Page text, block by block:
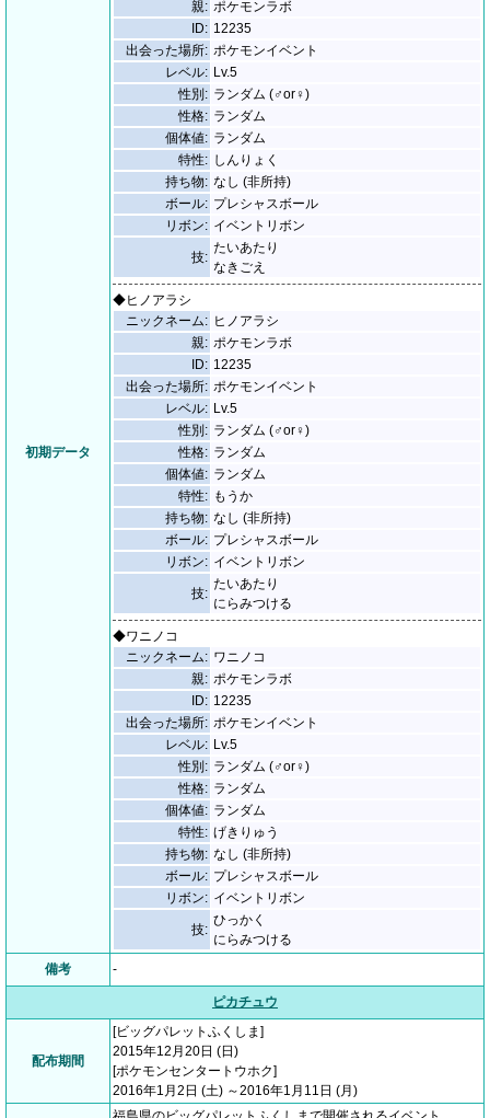
初期データ
親: ポケモンラボ
ID: 12235
出会った場所: ポケモンイベント
レベル: Lv.5
性別: ランダム (♂or♀)
性格: ランダム
個体値: ランダム
特性: しんりょく
持ち物: なし (非所持)
ボール: プレシャスボール
リボン: イベントリボン
技:
たいあたり
なきごえ
◆ヒノアラシ
ニックネーム: ヒノアラシ
親: ポケモンラボ
ID: 12235
出会った場所: ポケモンイベント
レベル: Lv.5
性別: ランダム (♂or♀)
性格: ランダム
個体値: ランダム
特性: もうか
持ち物: なし (非所持)
ボール: プレシャスボール
リボン: イベントリボン
技:
たいあたり
にらみつける
◆ワニノコ
ニックネーム: ワニノコ
親: ポケモンラボ
ID: 12235
出会った場所: ポケモンイベント
レベル: Lv.5
性別: ランダム (♂or♀)
性格: ランダム
個体値: ランダム
特性: げきりゅう
持ち物: なし (非所持)
ボール: プレシャスボール
リボン: イベントリボン
技:
ひっかく
にらみつける
備考
-
ピカチュウ
配布期間
[ビッグパレットふくしま]
2015年12月20日 (日)
[ポケモンセンタートウホク]
2016年1月2日 (土) ～2016年1月11日 (月)